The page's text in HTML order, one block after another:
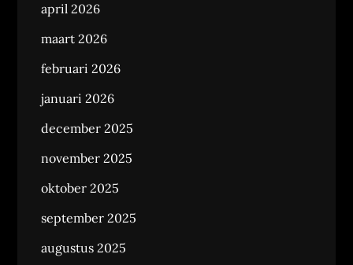
april 2026
maart 2026
februari 2026
januari 2026
december 2025
november 2025
oktober 2025
september 2025
augustus 2025